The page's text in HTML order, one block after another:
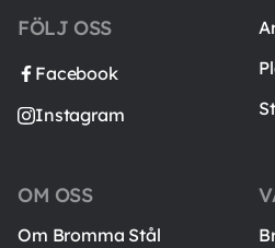
FÖLJ OSS
Facebook
Instagram
OM OSS
Om Bromma Stål